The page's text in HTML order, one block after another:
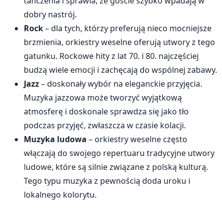
dobry nastrój.
Rock– dla tych, którzy preferują nieco mocniejsze
brzmienia, orkiestry weselne oferują utwory z tego
gatunku. Rockowe hity z lat 70. i 80. najczęściej
budzą wiele emocji i zachęcają do wspólnej zabawy.
Jazz– doskonały wybór na eleganckie przyjęcia.
Muzyka jazzowa może tworzyć wyjątkową
atmosferę i doskonale sprawdza się jako tło
podczas przyjęć, zwłaszcza w czasie kolacji.
Muzyka ludowa – orkiestry weselne często
włączają do swojego repertuaru tradycyjne utwory
ludowe, które są silnie związane z polską kulturą.
Tego typu muzyka z pewnością doda uroku i
lokalnego kolorytu.